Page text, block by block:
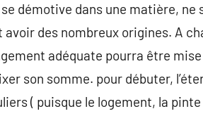
démotive dans une matière, ne
des nombreux origines. A
adéquate pourra être
son somme. pour débuter,
( puisque le logement, la